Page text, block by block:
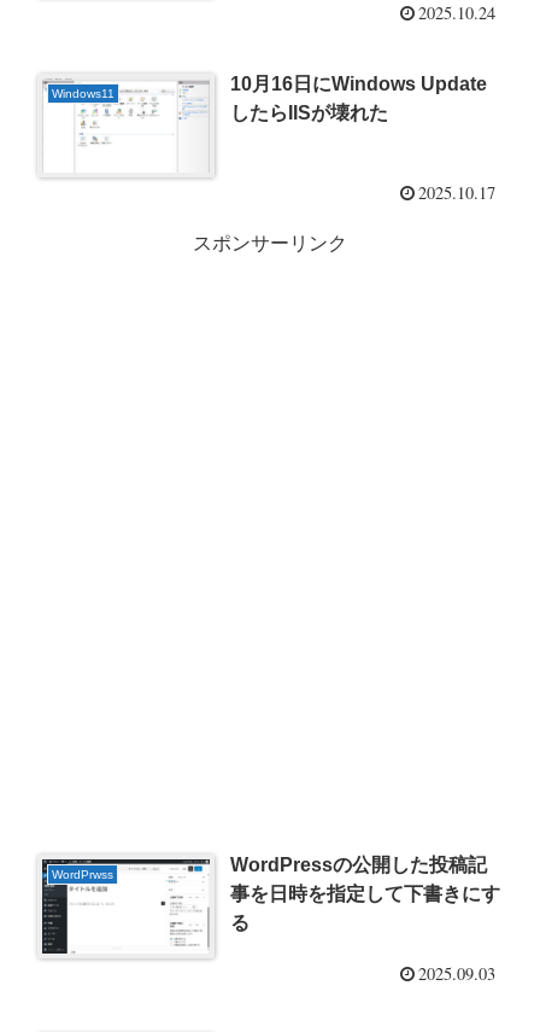
2025.10.24
Windows11
10月16日にWindows Update
したらIISが壊れた
2025.10.17
スポンサーリンク
WordPrwss
WordPressの公開した投稿記
事を日時を指定して下書きにす
る
2025.09.03